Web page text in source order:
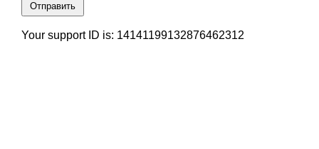
Отправить
Your support ID is: 14141199132876462312